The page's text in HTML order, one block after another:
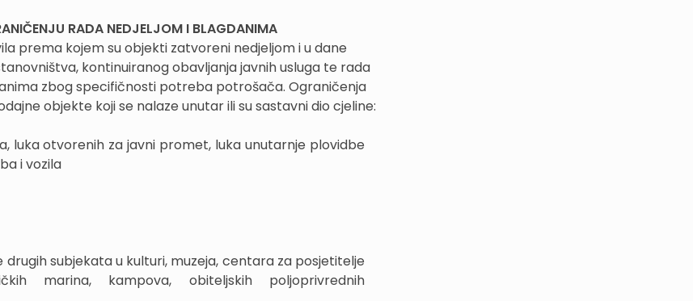
RADA NEDJELJOM I BLAGDANIMA
prema kojem su objekti zatvoreni nedjeljom i u dane
kontinuiranog obavljanja javnih usluga te rada
zbog specifičnosti potreba potrošača. Ograničenja
objekte koji se nalaze unutar ili su sastavni dio cjeline:
luka otvorenih za javni promet, luka unutarnje plovidbe
i vozila
subjekata u kulturi, muzeja, centara za posjetitelje
marina, kampova, obiteljskih poljoprivrednih